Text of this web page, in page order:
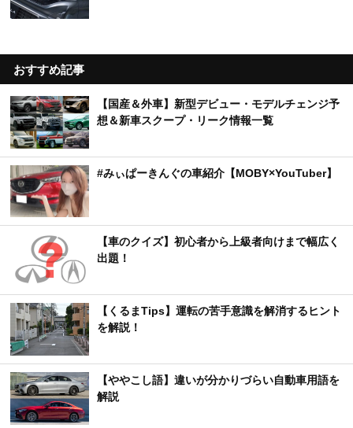
おすすめ記事
【国産＆外車】新型デビュー・モデルチェンジ予
想＆新車スクープ・リーク情報一覧
#みぃぱーきんぐの車紹介【MOBY×YouTuber】
【車のクイズ】初心者から上級者向けまで幅広く
出題！
【くるまTips】運転の苦手意識を解消するヒント
を解説！
【ややこし語】違いが分かりづらい自動車用語を
解説